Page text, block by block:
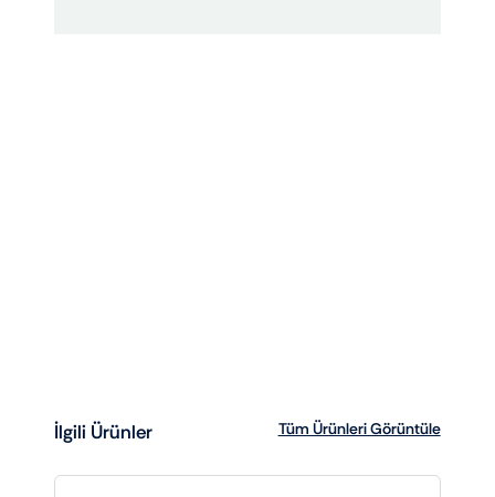
İlgili Ürünler Tüm Ürünleri Görüntüle